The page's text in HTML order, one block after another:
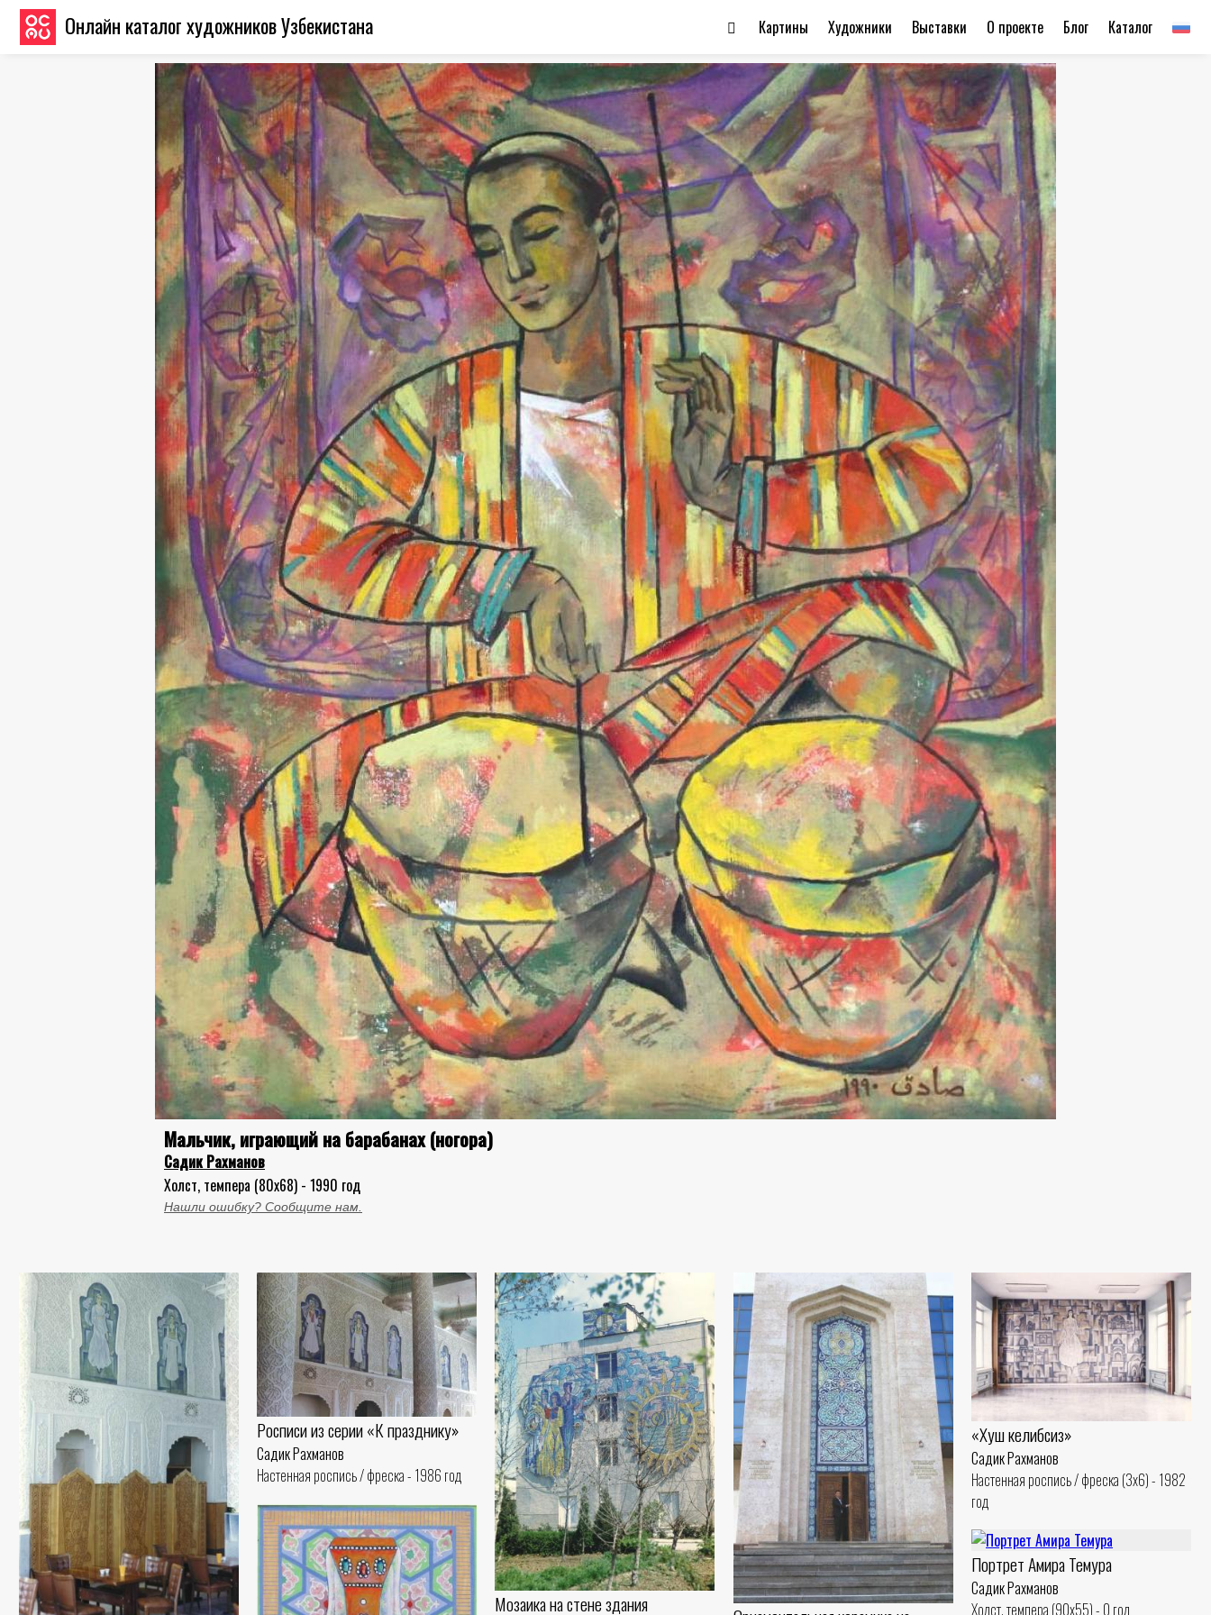
Онлайн каталог художников Узбекистана Каталог
Блог
О проекте
Выставки
Художники
Картины
Мальчик, играющий на барабанах (ногора)
Садик Рахманов
Холст, темпера (80x68) - 1990 год
Нашли ошибку? Сообщите нам.
Росписи из серии «К празднику»
Садик Рахманов
Настенная роспись / фреска - 1986 год
Мозаика на стене здания
«Хуш келибсиз»
Садик Рахманов
Настенная роспись / фреска (3x6) - 1982
год
Портрет Амира Темура
Садик Рахманов
Холст, темпера (90x55) - 0 год